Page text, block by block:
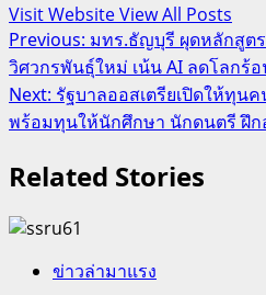
Visit WebsiteView All Posts
Post
navigation
Previous: มทร.ธัญบุรี ผุดหลักสูต
วิศวกรพันธ์ุใหม่ เน้น AI ลดโลกร้
Next: รัฐบาลออสเตรียเปิดให้ทุน
พร้อมทุนให้นักศึกษา นักดนตรี ฝึ
Related Stories
ข่าวล่ามาแรง